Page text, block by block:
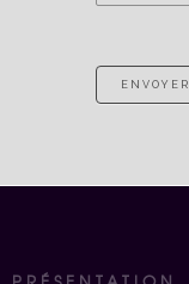
ENVOYER